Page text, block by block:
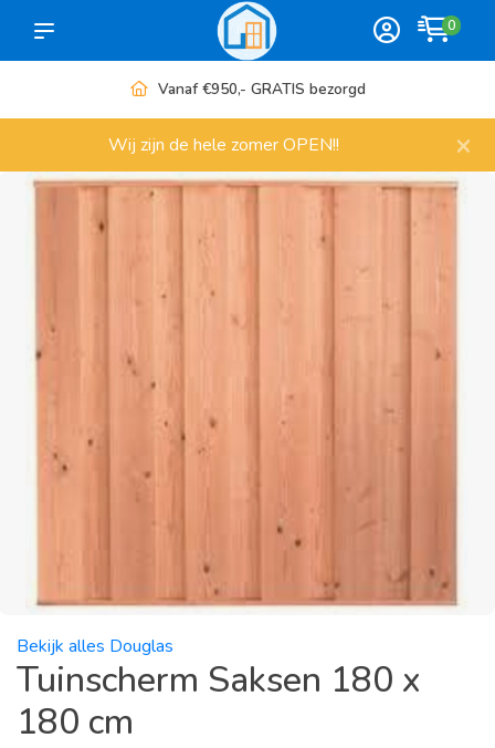
0
Meer dan 1000 artikelen
Wij zijn de hele zomer OPEN!! ×
Bekijk alles Douglas
Tuinscherm Saksen 180 x
180 cm